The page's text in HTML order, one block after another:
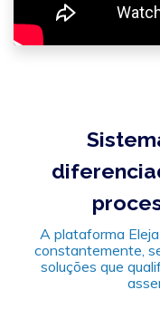
A plataforma
constantemente,
soluções que